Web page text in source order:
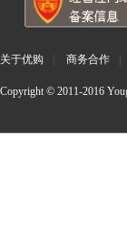
关于优购 商务合作
Copyright © 2011-2016